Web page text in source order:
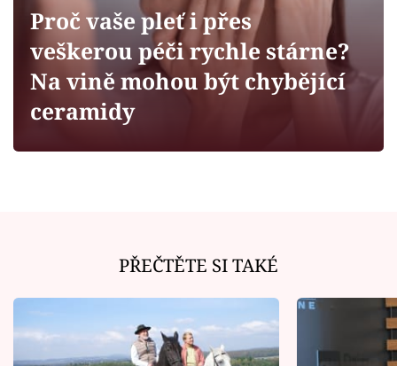
Sledujte prima+
Filmový festival Karlovy Vary
Sledujte nás
Proč vaše pleť i přes
veškerou péči rychle stárne?
Na vině mohou být chybějící
ceramidy
PŘEČTĚTE SI TAKÉ